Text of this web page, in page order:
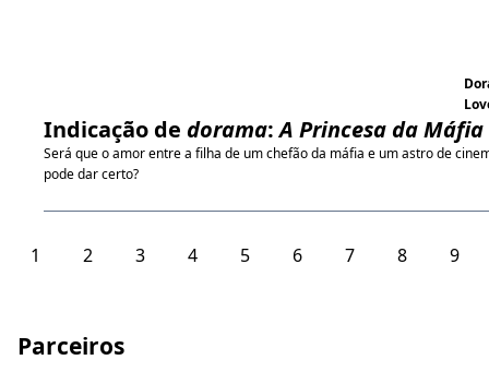
Indicação de dorama:A Princesa da Máfia
Será que o amor entre a filha de um chefão da máfia e um astro de
pode dar certo?
1 2 3 4 5 6 7 8 9
Parceiros